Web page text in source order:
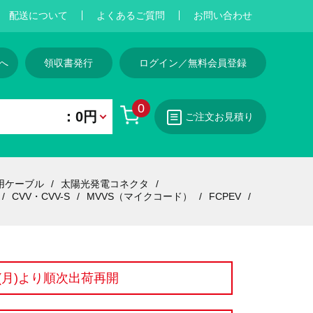
配送について よくあるご質問 お問い合わせ
領収書発行 ログイン／無料会員登録
0
：0円 ご注文お見積り
ケーブル
太陽光発電コネクタ
CVV・CVV-S MVVS（マイクコード）
FCPEV
)より順次出荷再開